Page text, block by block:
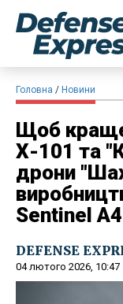
Головна Новини
Щоб
Х-101 та
дрони
Sentinel A4
DEFENSE
04 лютого 2026, 10:47